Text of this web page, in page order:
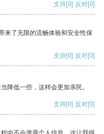
支持[0] 反对[0]
来了无限的流畅体验和安全性保
支持[0] 反对[0]
降低一些，这样会更加亲民。
支持[0] 反对[0]